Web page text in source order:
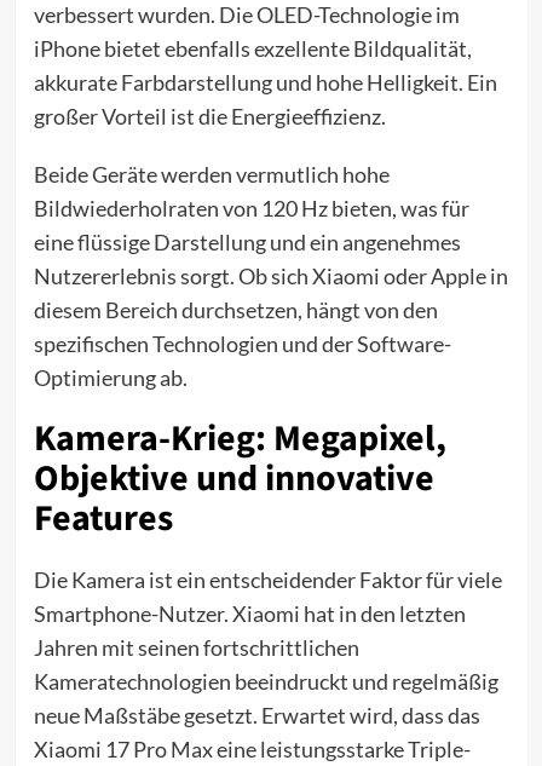
verbessert wurden. Die OLED-Technologie im
iPhone bietet ebenfalls exzellente Bildqualität,
akkurate Farbdarstellung und hohe Helligkeit. Ein
großer Vorteil ist die Energieeffizienz.
Beide Geräte werden vermutlich hohe
Bildwiederholraten von 120 Hz bieten, was für
eine flüssige Darstellung und ein angenehmes
Nutzererlebnis sorgt. Ob sich Xiaomi oder Apple in
diesem Bereich durchsetzen, hängt von den
spezifischen Technologien und der Software-
Optimierung ab.
Kamera-Krieg: Megapixel,
Objektive und innovative
Features
Die Kamera ist ein entscheidender Faktor für viele
Smartphone-Nutzer. Xiaomi hat in den letzten
Jahren mit seinen fortschrittlichen
Kameratechnologien beeindruckt und regelmäßig
neue Maßstäbe gesetzt. Erwartet wird, dass das
Xiaomi 17 Pro Max eine leistungsstarke Triple-